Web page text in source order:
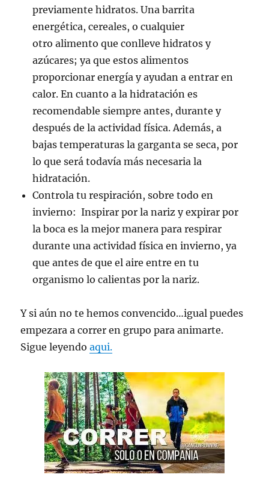
previamente hidratos. Una barrita
energética, cereales, o cualquier
otro alimento que conlleve hidratos y
azúcares; ya que estos alimentos
proporcionar energía y ayudan a entrar en
calor. En cuanto a la hidratación es
recomendable siempre antes, durante y
después de la actividad física. Además, a
bajas temperaturas la garganta se seca, por
lo que será todavía más necesaria la
hidratación.
Controla tu respiración, sobre todo en
invierno: Inspirar por la nariz y expirar por
la boca es la mejor manera para respirar
durante una actividad física en invierno, ya
que antes de que el aire entre en tu
organismo lo calientas por la nariz.
Y si aún no te hemos convencido…igual puedes
empezara a correr en grupo para animarte.
Sigue leyendoaqui.